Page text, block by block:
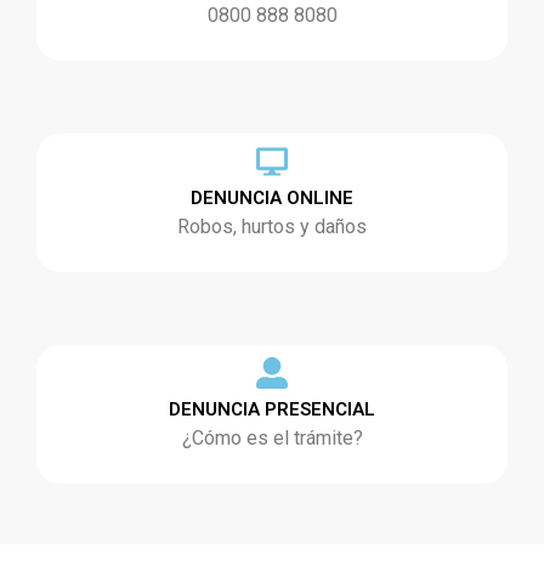
0800 888 8080
DENUNCIA ONLINE
Robos, hurtos y daños
DENUNCIA PRESENCIAL
¿Cómo es el trámite?